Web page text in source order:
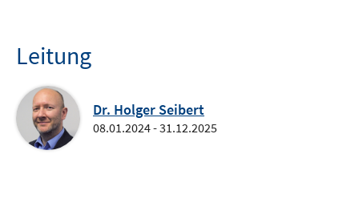
Leitung
Dr. Holger Seibert
08.01.2024 - 31.12.2025